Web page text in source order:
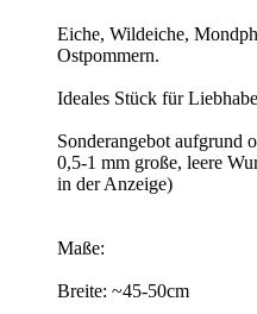
Eiche, Wildeiche,
Ostpommern.
Ideales Stück für
Sonderangebot aufgrund
0,5-1 mm große, leere
in der Anzeige)
Maße:
Breite: ~45-50cm